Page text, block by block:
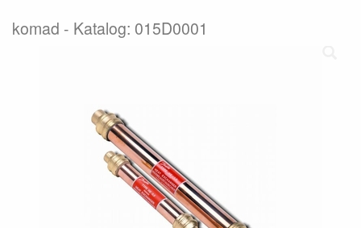
komad Katalog: 015D0001